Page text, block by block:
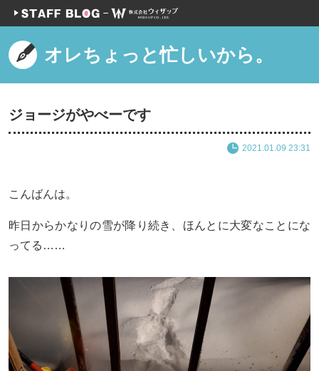
オレちょっと忙しいから。
ジョージがやべーです
2021.01.09 23:31
こんばんは。
昨日からかなりの雪が降り続き、ほんとに大変なことにな
ってる……